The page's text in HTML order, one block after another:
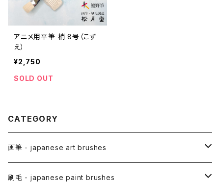
アニメ用平筆 梢 8号（こず
え）
¥2,750
SOLD OUT
CATEGORY
画筆 - japanese art brushes
アニメ用筆 / ANIME(draw anime)
刷毛 - japanese paint brushes